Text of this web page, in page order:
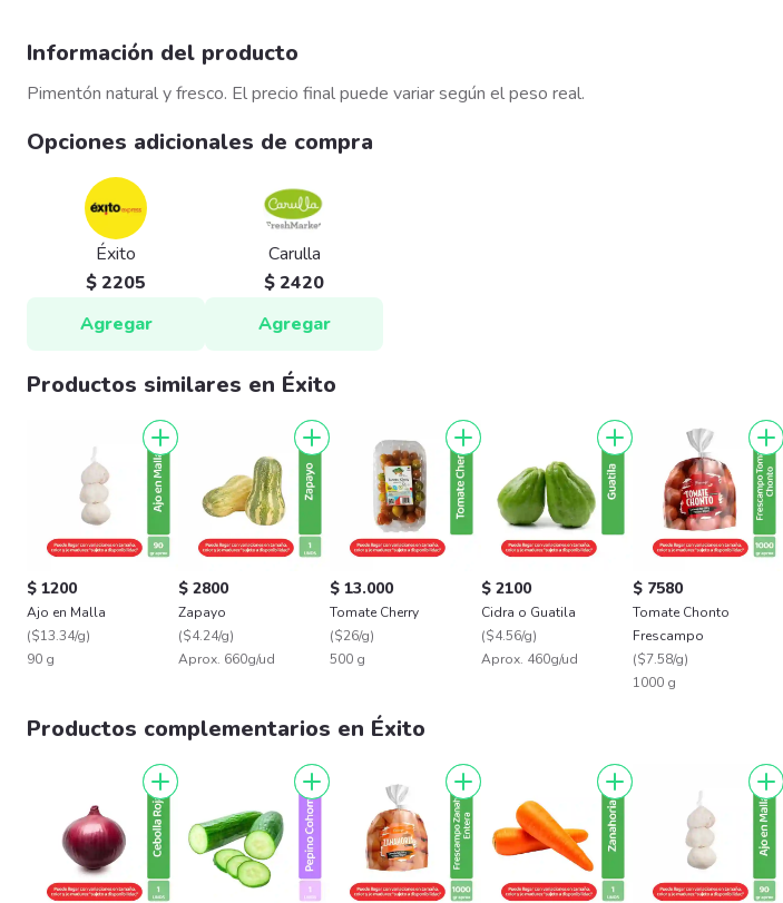
Información del producto
Pimentón natural y fresco. El precio final puede variar según el peso real.
Opciones adicionales de compra
Éxito
$ 2205
Agregar
Carulla
$ 2420
Agregar
Productos similares en Éxito
$ 1200
Ajo en Malla
($13.34/g)
90 g
$ 2800
Zapayo
($4.24/g)
Aprox. 660g/ud
$ 13.000
Tomate Cherry
($26/g)
500 g
$ 2100
Cidra o Guatila
($4.56/g)
Aprox. 460g/ud
$ 7580
Tomate Chonto
Frescampo
($7.58/g)
1000 g
Productos complementarios en Éxito